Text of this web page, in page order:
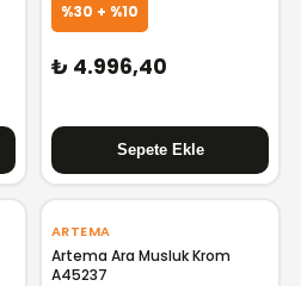
%30 + %10
₺ 4.996,40
ARTEMA
Artema Ara Musluk Krom
A45237